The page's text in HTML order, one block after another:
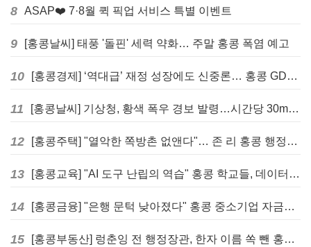
8 ASAP❤️ 7·8월 퀵 픽업 서비스 특별 이벤트
9 [홍콩날씨] 태풍 '돌핀' 세력 약화… 주말 홍콩 폭염 예고
10 [홍콩경제] ‘역대급’ 재정 성장에도 신중론… 홍콩 GDP 전망 상향 속 “지정학적 리스크 경계”
11 [홍콩날씨] 기상청, 황색 폭우 경보 발령…시간당 30mm 이상 강우 예보
12 [홍콩주택] "열악한 쪽방촌 없앤다"… 존 리 홍콩 행정장관, 4년 내 단계적 폐지 선언
13 [홍콩교육] "AI 도구 난립의 역습" 홍콩 학교들, 데이터 고립에 교육 효과 평가 비상
14 [홍콩금융] "은행 문턱 낮아졌다" 홍콩 중소기업 자금줄 숨통 트이나… HKMA "2분기 신용 조건 안정적"
15 [홍콩부동산] 렁춘잉 전 행정장관, 한자 이름 쏙 뺀 홍콩 고급 아파트 단지들에 쓴소리